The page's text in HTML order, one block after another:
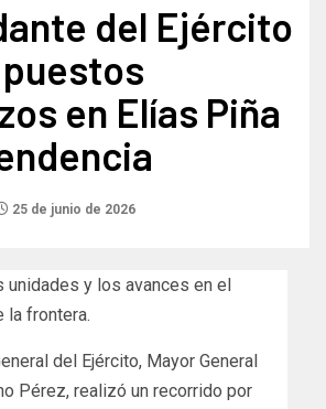
del Ejército
en Elías Piña
25 de junio de 2026
y los avances en el
la frontera.
del Ejército, Mayor General
Pérez, realizó un recorrido por